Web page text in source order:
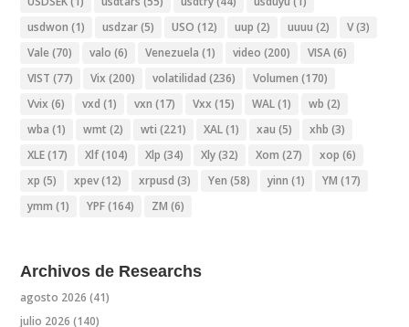
usdwon (1) usdzar(5) USO (12) uup (2) uuuu (2) V(3)
Vale (70) valo (6) Venezuela (1) video (200) VISA(6)
VIST (77) Vix (200) volatilidad (236) Volumen (170)
Vvix (6) vxd (1) vxn (17) Vxx (15) WAL(1) wb (2)
wba (1) wmt (2) wti (221) XAL(1) xau (5) xhb (3)
XLE(17) Xlf(104) Xlp (34) Xly(32) Xom (27) xop (6)
xp (5) xpev(12) xrpusd (3) Yen (58) yinn (1) YM (17)
ymm (1) YPF(164) ZM (6)
Archivos de Researchs
agosto 2026 (41)
julio 2026 (140)